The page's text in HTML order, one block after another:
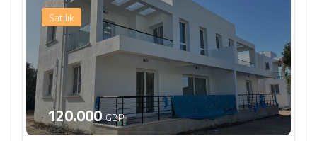
Satılık
120.000 GBP